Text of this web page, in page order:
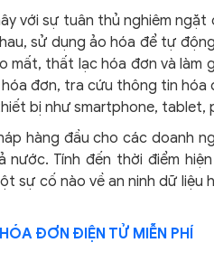
với sự tuân thủ nghiêm ngặt
sử dụng ảo hóa để tự
mất, thất lạc hóa đơn và làm
đơn, tra cứu thông tin hóa
bị như smartphone, tablet,
hàng đầu cho các doanh
Tính đến thời điểm
sự cố nào về an ninh dữ liệu
ĐƠN ĐIỆN TỬ MIỄN PHÍ